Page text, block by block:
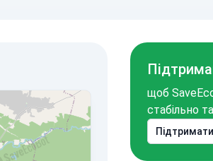
щоб
стабільно
Підтримати